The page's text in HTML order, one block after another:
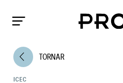
arrow_back_ios TORNAR
ICEC